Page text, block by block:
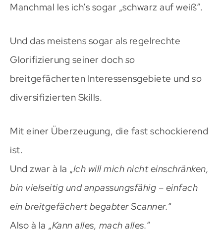
Manchmal les ich’s sogar „schwarz auf weiß“.
Und das meistens sogar als regelrechte
Glorifizierung seiner doch so
breitgefächerten Interessensgebiete und so
diversifizierten Skills.
Mit einer Überzeugung, die fast schockierend
ist.
Und zwar à la „Ich will mich nicht einschränken,
bin vielseitig und anpassungsfähig – einfach
ein breitgefächert begabter Scanner.“
Also à la „Kann alles, mach alles.“